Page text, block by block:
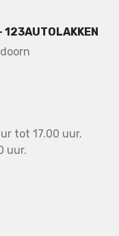
123AUTOLAKKEN
tot 17.00 uur.
uur.